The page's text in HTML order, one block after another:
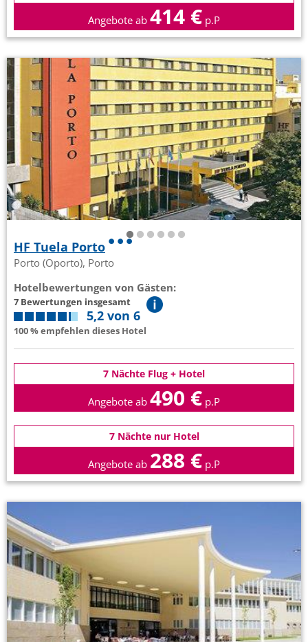
Angebote ab 414 € p.P
HF Tuela Porto
Porto (Oporto), Porto
Hotelbewertungen von Gästen:
7 Bewertungen insgesamt
5,2 von 6
100 % empfehlen dieses Hotel
7 Nächte Flug + Hotel
Angebote ab 490 € p.P
7 Nächte nur Hotel
Angebote ab 288 € p.P